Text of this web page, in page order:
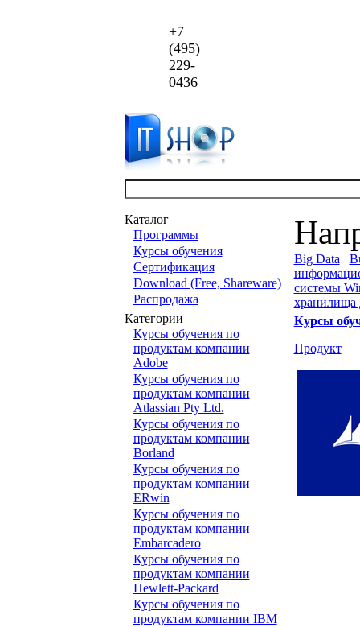
+7
(495)
229-
0436
Каталог
Программы
Курсы обучения
Сертификация
Download (Free, Shareware)
Распродажа
Категории
Курсы обучения по
продуктам компании
Adobe
Курсы обучения по
продуктам компании
Atlassian Pty Ltd.
Курсы обучения по
продуктам компании
Borland
Курсы обучения по
продуктам компании
ERwin
Курсы обучения по
продуктам компании
Embarcadero
Курсы обучения по
продуктам компании
Hewlett-Packard
Курсы обучения по
продуктам компании IBM
Big Data
системы
хранилища
Курсы
Продукт